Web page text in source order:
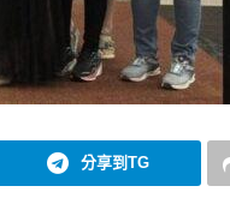
分享到TG